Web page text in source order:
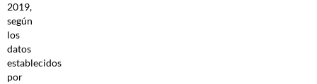
2019,
según
los
datos
establecidos
por